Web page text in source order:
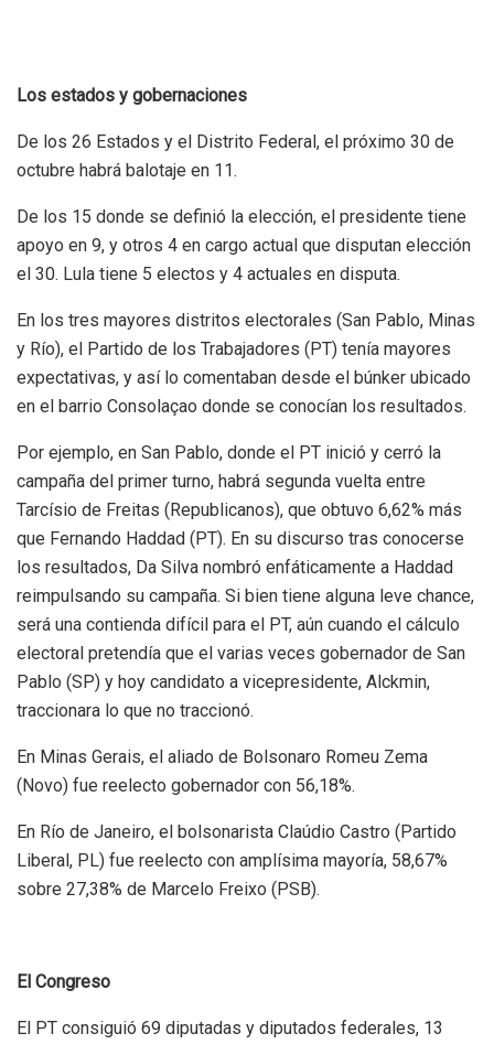
Los estados y gobernaciones
De los 26 Estados y el Distrito Federal, el próximo 30 de
octubre habrá balotaje en 11.
De los 15 donde se definió la elección, el presidente tiene
apoyo en 9, y otros 4 en cargo actual que disputan elección
el 30. Lula tiene 5 electos y 4 actuales en disputa.
En los tres mayores distritos electorales (San Pablo, Minas
y Río), el Partido de los Trabajadores (PT) tenía mayores
expectativas, y así lo comentaban desde el búnker ubicado
en el barrio Consolaçao donde se conocían los resultados.
Por ejemplo, en San Pablo, donde el PT inició y cerró la
campaña del primer turno, habrá segunda vuelta entre
Tarcísio de Freitas (Republicanos), que obtuvo 6,62% más
que Fernando Haddad (PT). En su discurso tras conocerse
los resultados, Da Silva nombró enfáticamente a Haddad
reimpulsando su campaña. Si bien tiene alguna leve chance,
será una contienda difícil para el PT, aún cuando el cálculo
electoral pretendía que el varias veces gobernador de San
Pablo (SP) y hoy candidato a vicepresidente, Alckmin,
traccionara lo que no traccionó.
En Minas Gerais, el aliado de Bolsonaro Romeu Zema
(Novo) fue reelecto gobernador con 56,18%.
En Río de Janeiro, el bolsonarista Claúdio Castro (Partido
Liberal, PL) fue reelecto con amplísima mayoría, 58,67%
sobre 27,38% de Marcelo Freixo (PSB).
El Congreso
El PT consiguió 69 diputadas y diputados federales, 13